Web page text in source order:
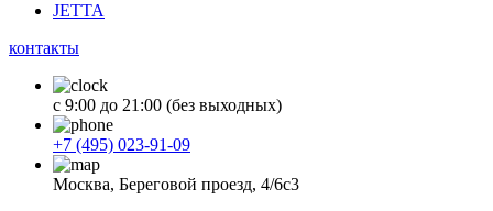
JETTA
контакты
с 9:00 до 21:00 (без выходных)
+7 (495) 023-91-09
Москва, Береговой проезд, 4/6с3